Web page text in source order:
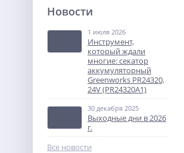
Аккумулятор АКБ Энергия
9 630руб.
%
Новости
1 июля 2026
Инструмент,
который ждали
многие: секатор
аккумуляторный
Greenworks PR24320,
24V (PR24320A1)
30 декабря 2025
Выходные дни в 2026
г.
Все новости